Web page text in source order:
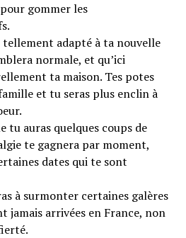
gommer les
tellement adapté à ta nouvelle
normale, et qu’ici
ta maison. Tes potes
et tu seras plus enclin à
tu auras quelques coups de
te gagnera par moment,
dates qui te sont
à surmonter certaines galères
jamais arrivées en France, non